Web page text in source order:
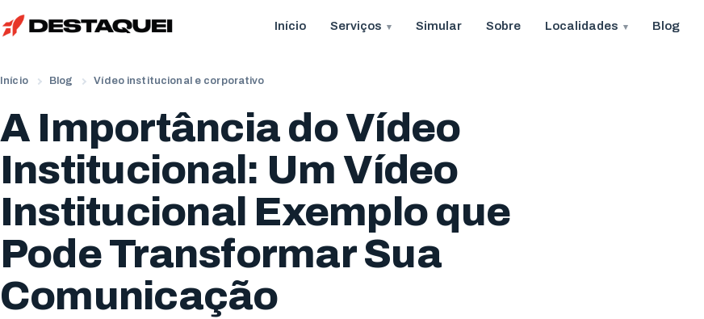
Início Serviços Simular Sobre Localidades Blog
Início Blog Vídeo institucional e corporativo
A Importância do Vídeo
Institucional: Um Vídeo
Institucional Exemplo que
Pode Transformar Sua
Comunicação